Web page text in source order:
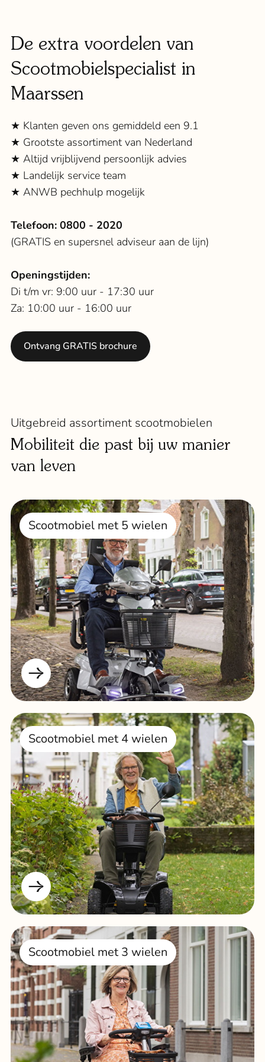
De extra voordelen van
Scootmobielspecialist in
Maarssen
★ Klanten geven ons gemiddeld een 9.1
★ Grootste assortiment van Nederland
★ Altijd vrijblijvend persoonlijk advies
★ Landelijk service team
★ ANWB pechhulp mogelijk
Telefoon: 0800 - 2020
(GRATIS en supersnel adviseur aan de lijn)
Openingstijden:
Di t/m vr: 9:00 uur - 17:30 uur
Za: 10:00 uur - 16:00 uur
Ontvang GRATIS brochure
Uitgebreid assortiment scootmobielen
Mobiliteit die past bij uw manier
van leven
Scootmobiel met 5 wielen
Scootmobiel met 4 wielen
Scootmobiel met 3 wielen